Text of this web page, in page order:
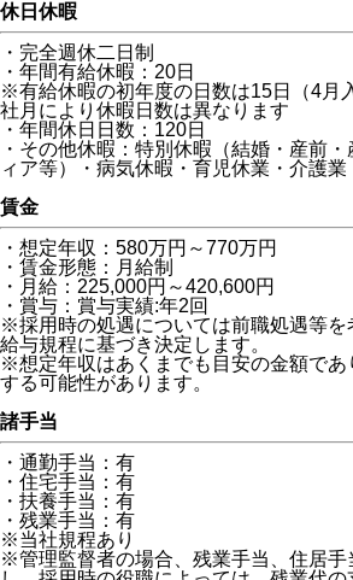
休日休暇
・完全週休二日制
・年間有給休暇：20日
※有給休暇の初年度の日数は15日（4月
社月により休暇日数は異なります
・年間休日日数：120日
・その他休暇：特別休暇（結婚・産前
ィア等）・病気休暇・育児休業・介護
賃金
・想定年収：580万円～770万円
・賃金形態：月給制
・月給：225,000円～420,600円
・賞与：賞与実績:年2回
※採用時の処遇については前職処遇等を
給与規程に基づき決定します。
※想定年収はあくまでも目安の金額であ
する可能性があります。
諸手当
・通勤手当：有
・住宅手当：有
・扶養手当：有
・残業手当：有
※当社規程あり
※管理監督者の場合、残業手当、住居手